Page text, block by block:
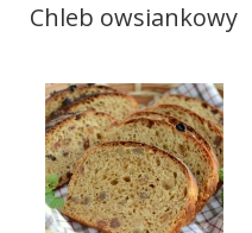
Chleb owsiankowy